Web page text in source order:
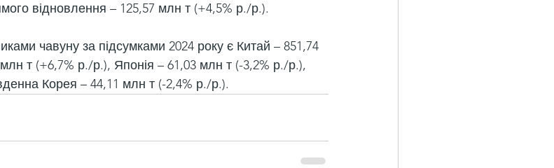
відновлення – 125,57 млн т (+4,5% р./р.).
чавуну за підсумками 2024 року є Китай – 851,74
т (+6,7% р./р.), Японія – 61,03 млн т (-3,2% р./р.),
Корея – 44,11 млн т (-2,4% р./р.).